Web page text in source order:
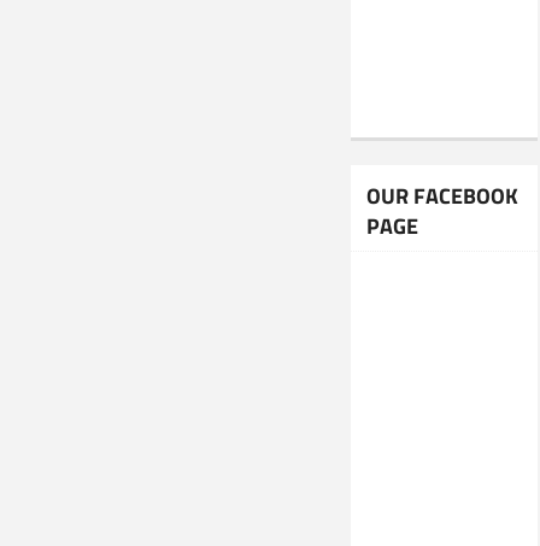
OUR FACEBOOK
PAGE